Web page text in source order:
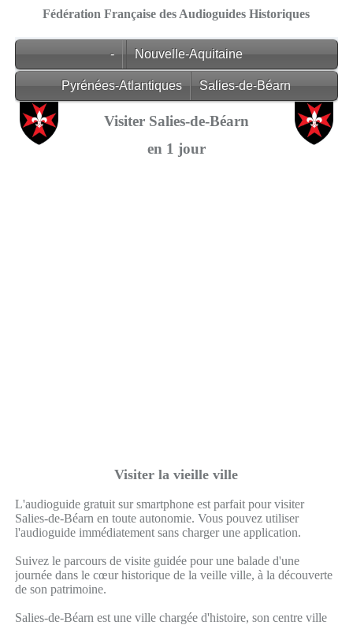
Fédération Française des Audioguides Historiques
- Nouvelle-Aquitaine
Pyrénées-Atlantiques Salies-de-Béarn
Visiter Salies-de-Béarn
en 1 jour
Visiter la vieille ville
L'audioguide gratuit sur smartphone est parfait pour visiter
Salies-de-Béarn en toute autonomie. Vous pouvez utiliser
l'audioguide immédiatement sans charger une application.
Suivez le parcours de visite guidée pour une balade d'une
journée dans le cœur historique de la veille ville, à la découverte
de son patrimoine.
Salies-de-Béarn est une ville chargée d'histoire, son centre ville